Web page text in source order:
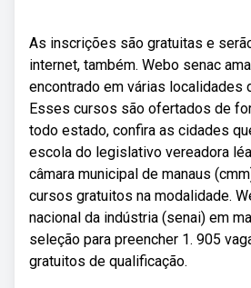
As inscrições são gratuitas e
internet, também. Webo senac
encontrado em várias localidades
Esses cursos são ofertados de
todo estado, confira as cidades
escola do legislativo vereadora
câmara municipal de manaus
cursos gratuitos na modalidade.
nacional da indústria (senai) em
seleção para preencher 1. 905
gratuitos de qualificação.